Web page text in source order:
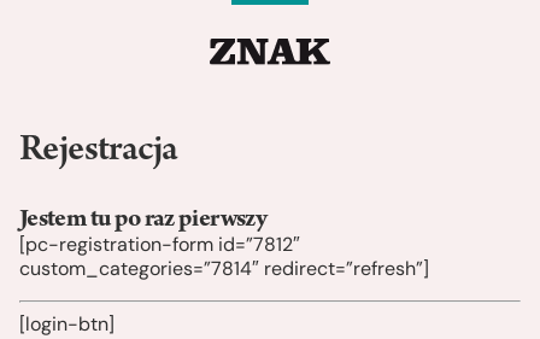
Rejestracja
Jestem tu po raz pierwszy
[pc-registration-form id=”7812″
custom_categories=”7814″ redirect=”refresh”]
[login-btn]